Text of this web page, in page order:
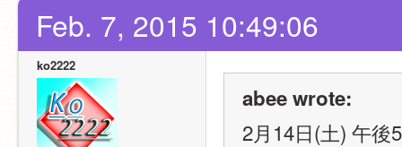
Feb. 7, 2015 10:49:06
ko2222
abee wrote:
2月14日(土) 午